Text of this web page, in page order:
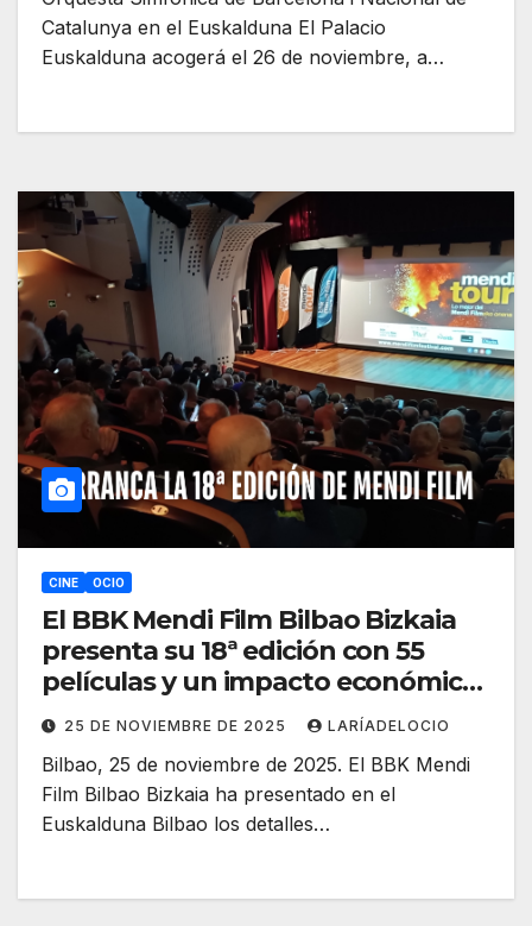
Catalunya en el Euskalduna El Palacio
Euskalduna acogerá el 26 de noviembre, a…
CINE OCIO
El BBK Mendi Film Bilbao Bizkaia
presenta su 18ª edición con 55
películas y un impacto económico
cercano al millón de euros
25 DE NOVIEMBRE DE 2025 LARÍADELOCIO
Bilbao, 25 de noviembre de 2025. El BBK Mendi
Film Bilbao Bizkaia ha presentado en el
Euskalduna Bilbao los detalles…